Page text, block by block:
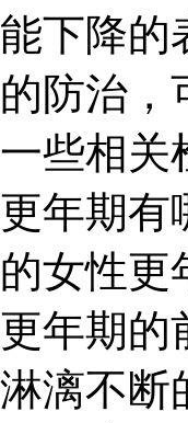
能下降的
的防治，
一些相关
更年期有
的女性更
更年期的
淋漓不断